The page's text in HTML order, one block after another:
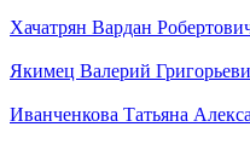
Хачатрян Вардан
Якимец Валерий
Иванченкова Татьяна